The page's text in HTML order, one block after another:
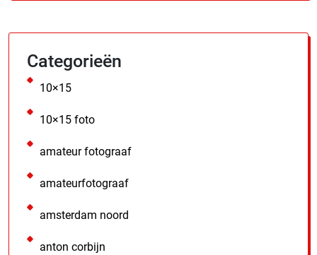
Categorieën
10×15
10×15 foto
amateur fotograaf
amateurfotograaf
amsterdam noord
anton corbijn